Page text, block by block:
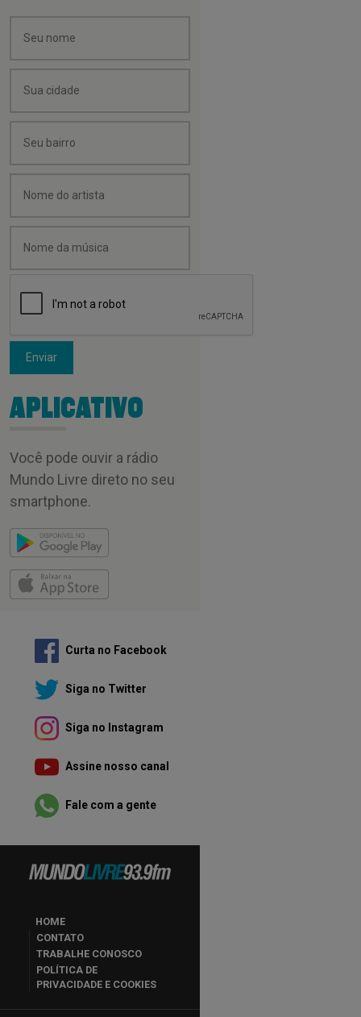
Enviar
APLICATIVO
Você pode ouvir a rádio
Mundo Livre direto no seu
smartphone.
Curta no Facebook
Siga no Twitter
Siga no Instagram
Assine nosso canal
Fale com a gente
HOME
CONTATO
TRABALHE CONOSCO
POLÍTICA DE
PRIVACIDADE E COOKIES